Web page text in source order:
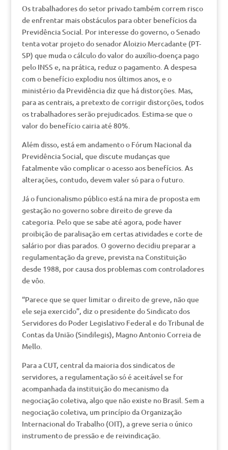
Os trabalhadores do setor privado também correm risco
de enfrentar mais obstáculos para obter benefícios da
Previdência Social. Por interesse do governo, o Senado
tenta votar projeto do senador Aloizio Mercadante (PT-
SP) que muda o cálculo do valor do auxílio-doença pago
pelo INSS e, na prática, reduz o pagamento. A despesa
com o benefício explodiu nos últimos anos, e o
ministério da Previdência diz que há distorções. Mas,
para as centrais, a pretexto de corrigir distorções, todos
os trabalhadores serão prejudicados. Estima-se que o
valor do benefício cairia até 80%.
Além disso, está em andamento o Fórum Nacional da
Previdência Social, que discute mudanças que
fatalmente vão complicar o acesso aos benefícios. As
alterações, contudo, devem valer só para o futuro.
Já o funcionalismo público está na mira de proposta em
gestação no governo sobre direito de greve da
categoria. Pelo que se sabe até agora, pode haver
proibição de paralisação em certas atividades e corte de
salário por dias parados. O governo decidiu preparar a
regulamentação da greve, prevista na Constituição
desde 1988, por causa dos problemas com controladores
de vôo.
“Parece que se quer limitar o direito de greve, não que
ele seja exercido”, diz o presidente do Sindicato dos
Servidores do Poder Legislativo Federal e do Tribunal de
Contas da União (Sindilegis), Magno Antonio Correia de
Mello.
Para a CUT, central da maioria dos sindicatos de
servidores, a regulamentação só é aceitável se for
acompanhada da instituição do mecanismo da
negociação coletiva, algo que não existe no Brasil. Sem a
negociação coletiva, um princípio da Organização
Internacional do Trabalho (OIT), a greve seria o único
instrumento de pressão e de reivindicação.